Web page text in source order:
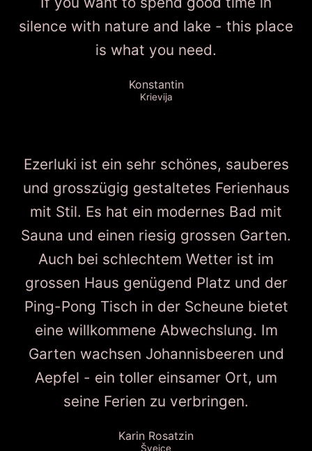
silence with nature and lake - this place
is what you need.
Konstantin
Krievija
Ezerluki ist ein sehr schönes, sauberes
und grosszügig gestaltetes Ferienhaus
mit Stil. Es hat ein modernes Bad mit
Sauna und einen riesig grossen Garten.
Auch bei schlechtem Wetter ist im
grossen Haus genügend Platz und der
Ping-Pong Tisch in der Scheune bietet
eine willkommene Abwechslung. Im
Garten wachsen Johannisbeeren und
Aepfel - ein toller einsamer Ort, um
seine Ferien zu verbringen.
Karin Rosatzin
Šveice